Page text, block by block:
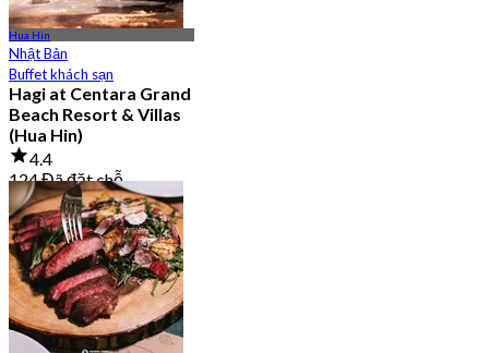
Hua Hin
Nhật Bản
Buffet khách sạn
Hagi at Centara Grand
Beach Resort & Villas
(Hua Hin)
4.4
124 Đã đặt chỗ
Từ฿ 747.5